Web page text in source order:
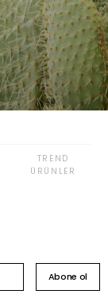
TREND
ÜRÜNLER
Abone ol